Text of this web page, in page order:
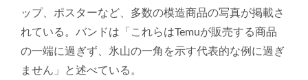
ップ、ポスターなど、 多数の模造商品の写真が掲載さ
れている。バンドは「 これらはTemuが販売する商品
の一端に過ぎず、 氷山の一角を示す代表的な例に過ぎ
ません」と述べている。